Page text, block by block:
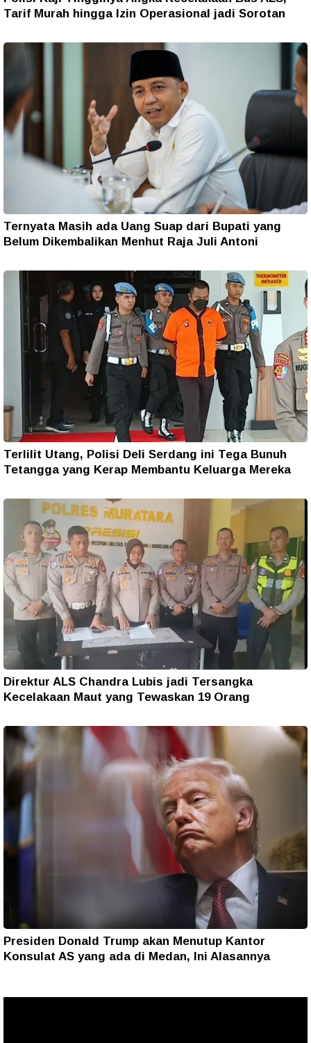
Tarif Murah hingga Izin Operasional jadi Sorotan
Ternyata Masih ada Uang Suap dari Bupati yang
Belum Dikembalikan Menhut Raja Juli Antoni
Terlilit Utang, Polisi Deli Serdang ini Tega Bunuh
Tetangga yang Kerap Membantu Keluarga Mereka
Direktur ALS Chandra Lubis jadi Tersangka
Kecelakaan Maut yang Tewaskan 19 Orang
Presiden Donald Trump akan Menutup Kantor
Konsulat AS yang ada di Medan, Ini Alasannya